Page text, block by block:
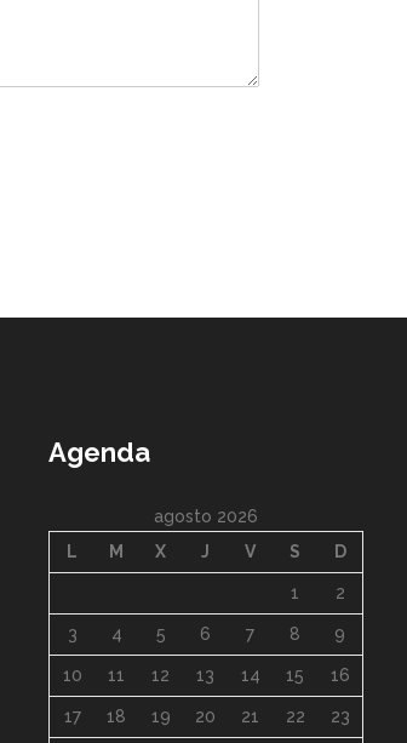
Agenda
agosto 2026
L
M X J V S D
1 2
3 4 5 6 7 8 9
10 11 12 13 14 15 16
17 18 19 20 21 22 23